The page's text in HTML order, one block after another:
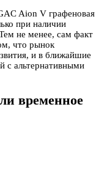
Aion V графеновая
при наличии
не менее, сам факт
что рынок
и в ближайшие
с альтернативными
временное